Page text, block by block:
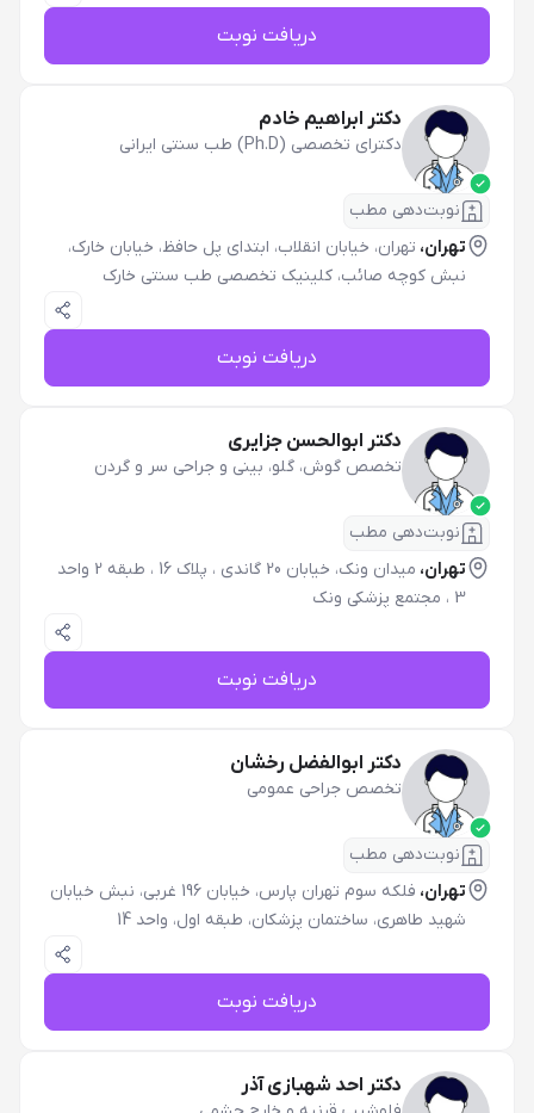
دریافت نوبت
دکتر ابراهیم خادم
دکترای تخصصی (Ph.D) طب سنتی ایرانی
نوبت‌دهی مطب
تهران، تهران، خیابان انقلاب، ابتدای پل حافظ، خیابان خارک،
نبش کوچه صائب، کلینیک تخصصی طب سنتی خارک
دریافت نوبت
دکتر ابوالحسن جزایری
تخصص گوش، گلو، بینی و جراحی سر و گردن
نوبت‌دهی مطب
تهران،
میدان ونک، خیابان 20 گاندی ، پلاک 16 ، طبقه 2 واحد
3 ، مجتمع پزشکی ونک
دریافت نوبت
دکتر ابوالفضل رخشان
تخصص جراحی عمومی
نوبت‌دهی مطب
تهران،
فلکه سوم تهران پارس، خیابان 196 غربی، نبش خیابان
شهید طاهری، ساختمان پزشکان، طبقه اول، واحد 14
دریافت نوبت
دکتر احد شهبازی آذر